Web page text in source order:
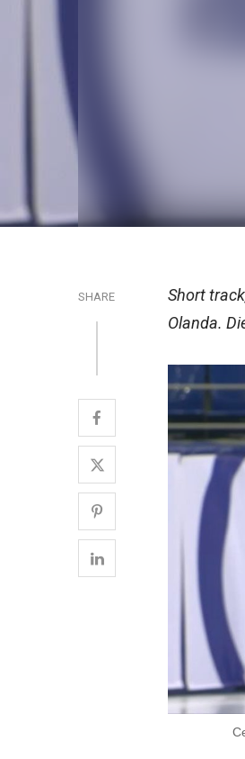
SHARE
Short
Olanda.